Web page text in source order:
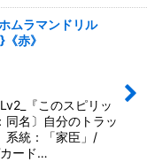
ムラマンドリル
赤》
『このスピリッ
同名〕自分のトラッ
系統：「家臣」/
カード…